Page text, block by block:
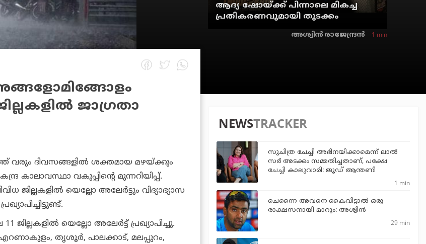
ആദ്യ ഷോയ്ക്ക് പിന്നാലെ മികച്ച
പ്രതികരണവുമായി തുടക്കം
അശ്വിന്‍ രാജേന്ദ്രന്‍ 1 min
ജാഗ്രതാ
വരും ദിവസങ്ങളില്‍ ശക്തമായ മഴയ്ക്കും
കാലാവസ്ഥാ വകുപ്പിന്റെ മുന്നറിയിപ്പ്.
ജില്ലകളില്‍ യെല്ലോ അലേര്‍ട്ടും വിദ്യാഭ്യാസ
ജില്ലകളില്‍ യെല്ലോ അലേര്‍ട്ട് പ്രഖ്യാപിച്ചു.
തൃശൂര്‍, പാലക്കാട്, മലപ്പുറം,
NEWSTRACKER
സുചിത്ര ചേച്ചി അഭിനയിക്കാമെന്ന് ലാല്‍
സര്‍ അടക്കം സമ്മതിച്ചതാണ്, പക്ഷേ
ചേച്ചി കാലുവാരി: ജൂഡ് ആന്തണി
1 min
ചെന്നൈ അവനെ കൈവിട്ടാല്‍ ഒരു
രാക്ഷസനായി മാറും: അശ്വിന്‍
29 min